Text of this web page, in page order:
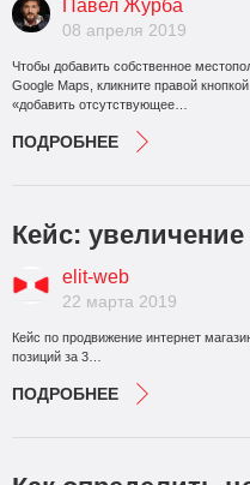
Павел Журба
08 апреля 2019
Чтобы добавить собственное
Google Maps, кликните правой
«добавить отсутствующее…
ПОДРОБНЕЕ
Кейс:
elit-web
22 марта 2019
Кейс по продвижение интернет
позиций за 3…
ПОДРОБНЕЕ